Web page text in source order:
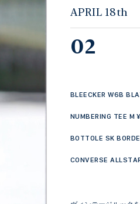
APRIL 18th
02
BLEECKER W6B
NUMBERING TEE M
BOTTOLE SK
CONVERSE